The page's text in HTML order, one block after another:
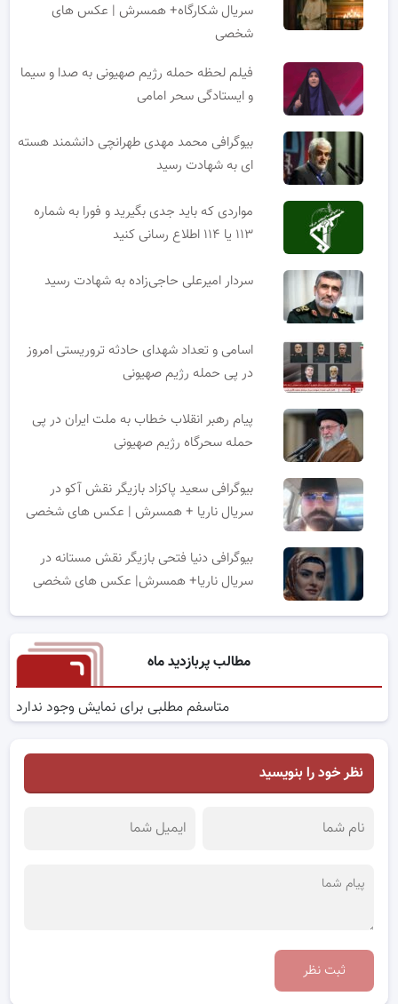
سریال شکارگاه+ همسرش | عکس های
شخصی
فیلم لحظه حمله رژیم صهیونی به صدا و سیما
و ایستادگی سحر امامی
بیوگرافی محمد مهدی طهرانچی دانشمند هسته
ای به شهادت رسید
مواردی که باید جدی بگیرید و فورا به شماره
۱۱۳ یا ۱۱۴ اطلاع رسانی کنید
سردار امیرعلی حاجی‌زاده به شهادت رسید
اسامی و تعداد شهدای حادثه تروریستی امروز
در پی حمله رژیم صهیونی
پیام رهبر انقلاب خطاب به ملت ایران در پی
حمله سحرگاه رژیم صهیونی
بیوگرافی سعید پاکزاد بازیگر نقش آکو در
سریال ناریا + همسرش | عکس های شخصی
بیوگرافی دنیا فتحی بازیگر نقش مستانه در
سریال ناریا+ همسرش| عکس های شخصی
مطالب پربازدید ماه
متاسفم مطلبی برای نمایش وجود ندارد
نظر خود را بنویسید
ثبت نظر